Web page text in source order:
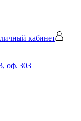
кабинет
оф. 303